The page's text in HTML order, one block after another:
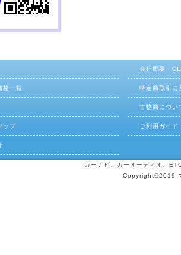
会社概要・
格一覧 特定商取引に
古物商につい
ップ ご利用ガイド
カーナビ、カーオーディオ、
Copyright©2019